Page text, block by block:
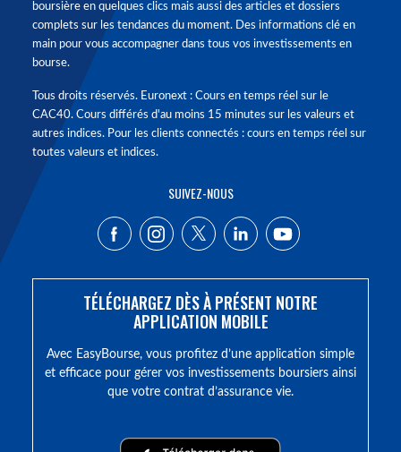
boursière en quelques clics mais aussi des articles et dossiers
complets sur les tendances du moment. Des informations clé en
main pour vous accompagner dans tous vos investissements en
bourse.
Tous droits réservés. Euronext : Cours en temps réel sur le
CAC40. Cours différés d'au moins 15 minutes sur les valeurs et
autres indices. Pour les clients connectés : cours en temps réel sur
toutes valeurs et indices.
SUIVEZ-NOUS
TÉLÉCHARGEZ DÈS À PRÉSENT NOTRE
APPLICATION MOBILE
Avec EasyBourse, vous profitez d’une application simple
et efficace pour gérer vos investissements boursiers ainsi
que votre contrat d’assurance vie.